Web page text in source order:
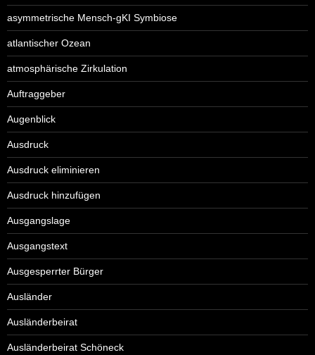
asymmetrische Mensch-gKI Symbiose
atlantischer Ozean
atmosphärische Zirkulation
Auftraggeber
Augenblick
Ausdruck
Ausdruck eliminieren
Ausdruck hinzufügen
Ausgangslage
Ausgangstext
Ausgesperrter Bürger
Ausländer
Ausländerbeirat
Ausländerbeirat Schöneck